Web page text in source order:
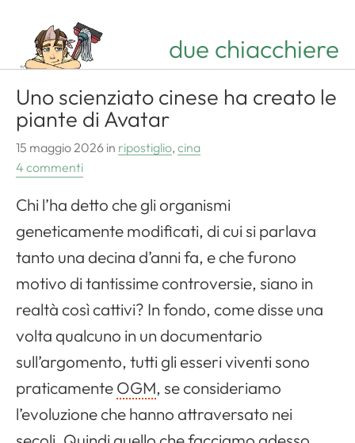
due chiacchiere
Uno scienziato cinese ha creato le
piante di Avatar
15 maggio 2026 in ripostiglio, cina
4 commenti
Chi l’ha detto che gli organismi
geneticamente modificati, di cui si parlava
tanto una decina d’anni fa, e che furono
motivo di tantissime controversie, siano in
realtà così cattivi? In fondo, come disse una
volta qualcuno in un documentario
sull’argomento, tutti gli esseri viventi sono
praticamenteOGM, se consideriamo
l’evoluzione che hanno attraversato nei